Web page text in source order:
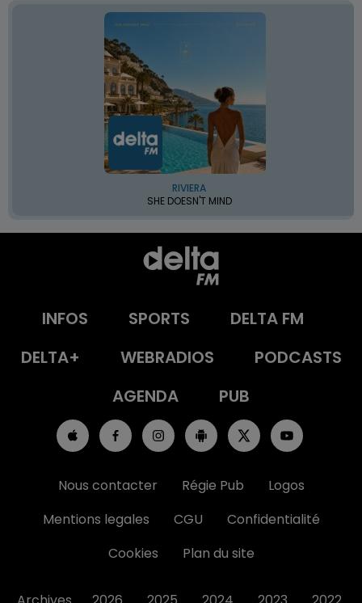
RIVIERA
SHE DOESN'T MIND
INFOS SPORTS
DELTA FM
DELTA+
WEBRADIOS
PODCASTS
AGENDA
PUB
Nous contacter Régie Pub
Logos
Mentions legales
CGU
Confidentialité
Cookies
Plan du site